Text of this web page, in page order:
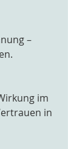
–
im
in